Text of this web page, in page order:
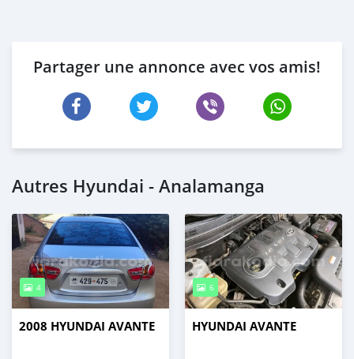
Partager une annonce avec vos amis!
Autres Hyundai - Analamanga
4
2008 HYUNDAI AVANTE
6
HYUNDAI AVANTE